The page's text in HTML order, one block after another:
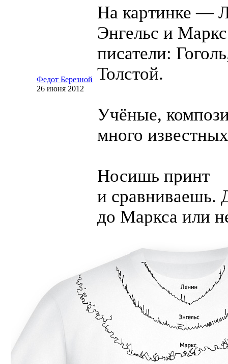
Федот Березной
26 июня 2012
На картинке —
Энгельс и
писатели:
Толстой.
Учёные,
много
Носишь принт
и сравниваешь.
до Маркса или